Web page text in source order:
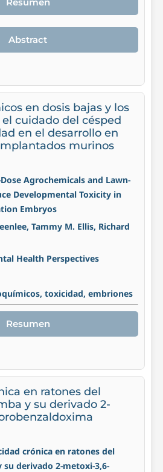
Abstract
en dosis bajas y los
cuidado del césped
en el desarrollo en
murinos
Agrochemicals and Lawn-
Developmental Toxicity in
Embryos
Tammy M. Ellis, Richard
Health Perspectives
toxicidad, embriones
Resumen
en ratones del
y su derivado 2-
crónica en ratones del
su derivado 2-metoxi-3,6-